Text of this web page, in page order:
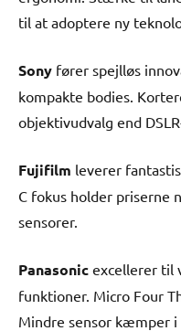
til at adoptere ny
Sony fører spejlløs
kompakte bodies.
objektivudvalg end
Fujifilm leverer
C fokus holder priserne
sensorer.
Panasonic excellerer til
funktioner. Micro Four
Mindre sensor kæmper i